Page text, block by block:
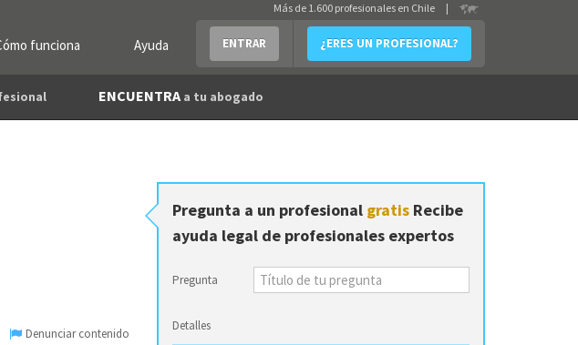
funciona Ayuda ENTRAR ¿ERES UN PROFESIONAL?
Más de 1.600 profesionales en Chile |
ENCUENTRA a tu abogado
Denunciar contenido
Pregunta a un profesional gratis Recibe
ayuda legal de profesionales expertos
Pregunta
Detalles